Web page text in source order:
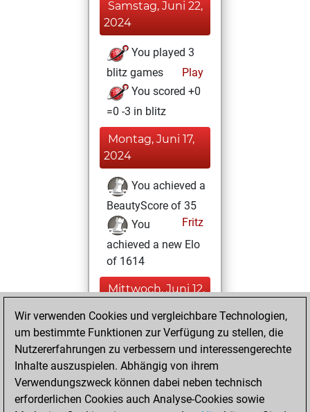
Samstag, Juni 22,
2024
You played 3
blitz games
Play
You scored +0
=0 -3 in blitz
Montag, Juni 17,
2024
You achieved a
BeautyScore of 35
Fritz
You
achieved a new Elo
of 1614
Mittwoch, Juni 12,
You won
against Fritz
Fritz
You created
your Fritz account
Wir verwenden Cookies und vergleichbare Technologien,
um bestimmte Funktionen zur Verfügung zu stellen, die
Nutzererfahrungen zu verbessern und interessengerechte
Inhalte auszuspielen. Abhängig von ihrem
Verwendungszweck können dabei neben technisch
erforderlichen Cookies auch Analyse-Cookies sowie